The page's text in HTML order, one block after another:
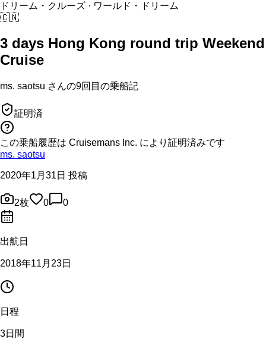
ドリーム・クルーズ · ワールド・ドリーム
🇨🇳
3 days Hong Kong round trip Weekend
Cruise
ms. saotsu さんの9回目の乗船記
証明済
この乗船履歴は Cruisemans Inc. により証明済みです
ms. saotsu
2020年1月31日 投稿
2枚 0 0
出航日
2018年11月23日
日程
3日間